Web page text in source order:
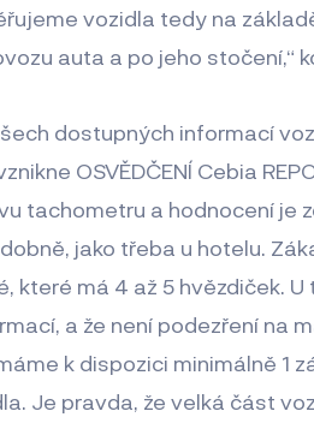
vozidla tedy na
auta a po jeho stočení,“
dostupných informací
OSVĚDČENÍ Cebia
tachometru a hodnocení je
jako třeba u hotelu.
které má 4 až 5 hvězdiček.
a že není podezření na
k dispozici minimálně 1
Je pravda, že velká část